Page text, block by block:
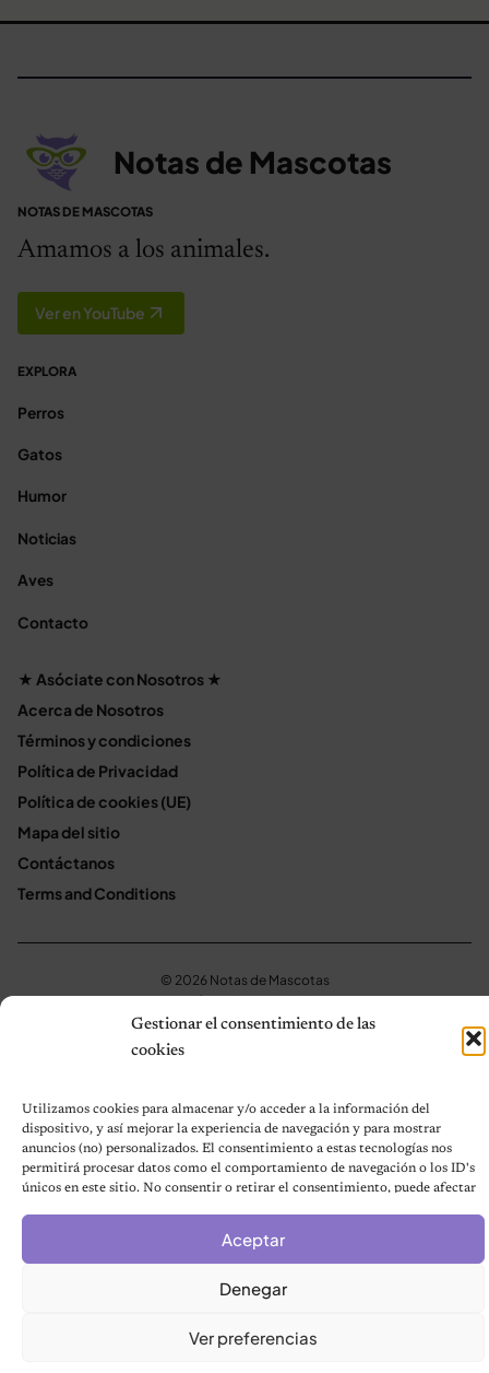
Gestionar el consentimiento de las
cookies
Utilizamos cookies para almacenar y/o acceder a la información del
dispositivo, y así mejorar la experiencia de navegación y para mostrar
anuncios (no) personalizados. El consentimiento a estas tecnologías nos
permitirá procesar datos como el comportamiento de navegación o los ID's
únicos en este sitio. No consentir o retirar el consentimiento, puede afectar
Aceptar
Denegar
Ver preferencias
Notas de Mascotas
NOTAS DE MASCOTAS
Amamos a los animales.
Ver en YouTube
EXPLORA
Perros
Gatos
Humor
Noticias
Aves
Contacto
★ Asóciate con Nosotros ★
Acerca de Nosotros
Términos y condiciones
Política de Privacidad
Política de cookies (UE)
Mapa del sitio
Contáctanos
Terms and Conditions
© 2026 Notas de Mascotas
Política de privacidad